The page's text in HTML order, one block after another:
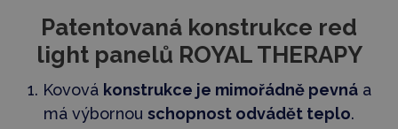
Patentovaná konstrukce red
light panelů ROYAL THERAPY
1. Kovová konstrukce je mimořádně pevnáa
má výbornou schopnost odvádět teplo.